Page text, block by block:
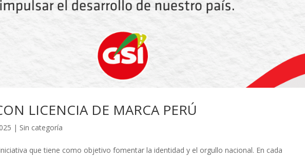
LICENCIA DE MARCA PERÚ
| Sin categoría
que tiene como objetivo fomentar la identidad y el orgullo nacional. En cada